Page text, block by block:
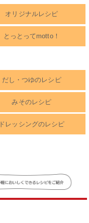
オリジナルレシピ
とっとってmotto！
だし・つゆのレシピ
みそのレシピ
ドレッシングのレシピ